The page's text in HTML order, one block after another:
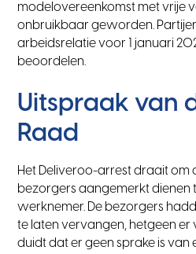
modelovereenkomst met vrije
onbruikbaar geworden.
arbeidsrelatie voor 1 januari
beoordelen.
Uitspraak van
Raad
Het Deliveroo-arrest draait om
bezorgers aangemerkt dienen
werknemer. De bezorgers
te laten vervangen, hetgeen er
duidt dat er geen sprake is van